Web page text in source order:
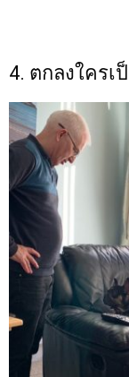
4. ตกลงใคร